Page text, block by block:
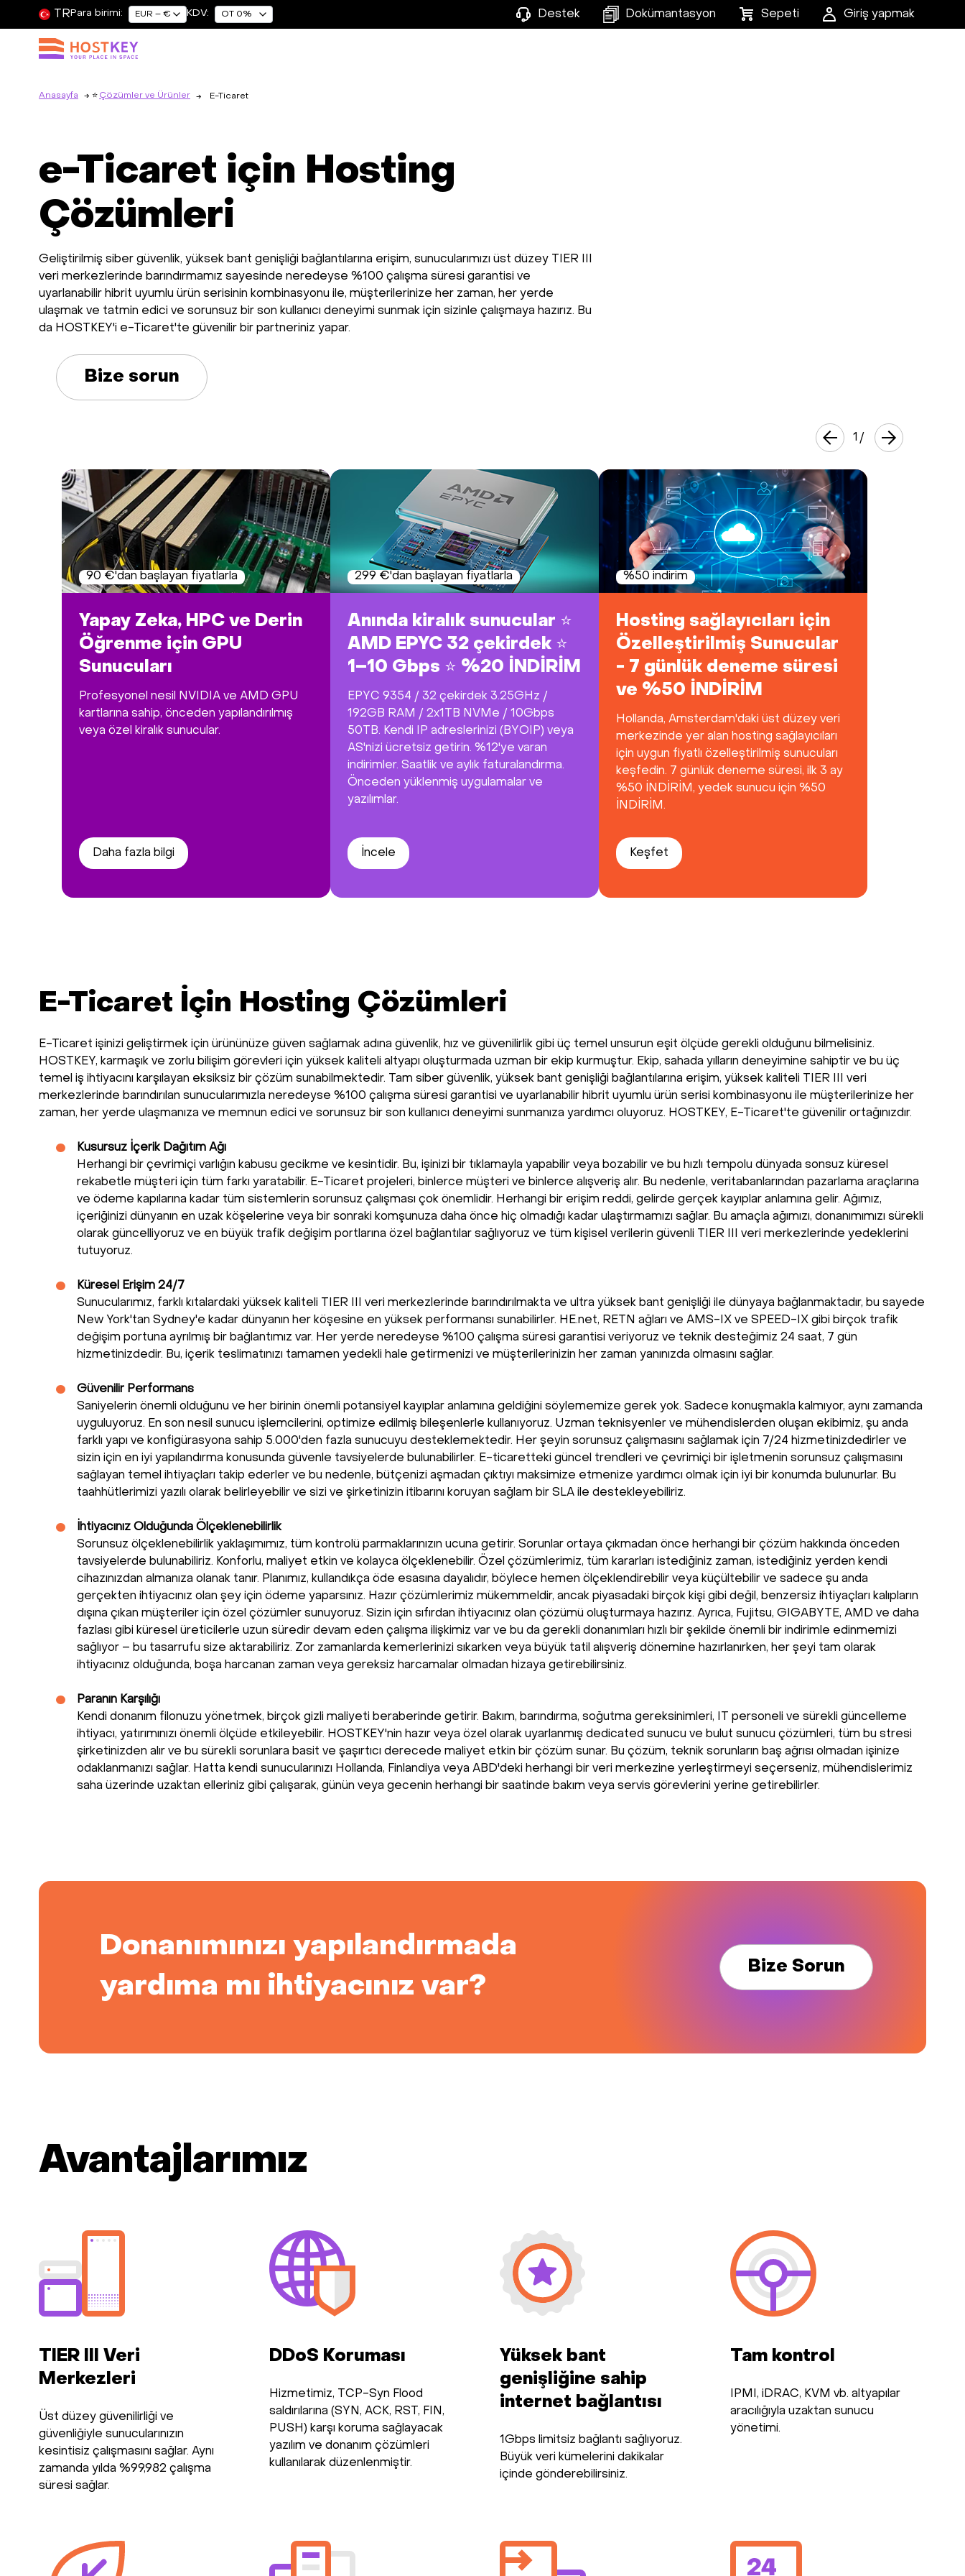
TR Para birimi: EUR – € KDV: OT 0% Destek Dokümantasyon Sepeti Giriş yapmak
Anasayfa Çözümler ve Ürünler E-Ticaret
e-Ticaret için Hosting
Çözümleri
Geliştirilmiş siber güvenlik, yüksek bant genişliği bağlantılarına erişim, sunucularımızı üst düzey TIER III
veri merkezlerinde barındırmamız sayesinde neredeyse %100 çalışma süresi garantisi ve
uyarlanabilir hibrit uyumlu ürün serisinin kombinasyonu ile, müşterilerinize her zaman, her yerde
ulaşmak ve tatmin edici ve sorunsuz bir son kullanıcı deneyimi sunmak için sizinle çalışmaya hazırız. Bu
da HOSTKEY'i e-Ticaret'te güvenilir bir partneriniz yapar.
Bize sorun
Yapay Zeka, HPC ve Derin
Öğrenme için GPU
Sunucuları
Profesyonel nesil NVIDIA ve AMD GPU
kartlarına sahip, önceden yapılandırılmış
veya özel kiralık sunucular.
Daha fazla bilgi
90 €'dan başlayan fiyatlarla
Anında kiralık sunucular ⭐
AMD EPYC 32 çekirdek ⭐
1–10 Gbps ⭐ %20 İNDİRİM
EPYC 9354 / 32 çekirdek 3.25GHz /
192GB RAM / 2x1TB NVMe / 10Gbps
50TB. Kendi IP adreslerinizi (BYOIP) veya
AS'nizi ücretsiz getirin. %12'ye varan
indirimler. Saatlik ve aylık faturalandırma.
Önceden yüklenmiş uygulamalar ve
yazılımlar.
İncele
299 €'dan başlayan fiyatlarla
Hosting sağlayıcıları için
Özelleştirilmiş Sunucular
- 7 günlük deneme süresi
ve %50 İNDİRİM
Hollanda, Amsterdam'daki üst düzey veri
merkezinde yer alan hosting sağlayıcıları
için uygun fiyatlı özelleştirilmiş sunucuları
keşfedin. 7 günlük deneme süresi, ilk 3 ay
%50 İNDİRİM, yedek sunucu için %50
İNDİRİM.
Keşfet
%50 indirim
1 /
E-Ticaret İçin Hosting Çözümleri
E-Ticaret işinizi geliştirmek için ürününüze güven sağlamak adına güvenlik, hız ve güvenilirlik gibi üç temel unsurun eşit ölçüde gerekli olduğunu bilmelisiniz.
HOSTKEY, karmaşık ve zorlu bilişim görevleri için yüksek kaliteli altyapı oluşturmada uzman bir ekip kurmuştur. Ekip, sahada yılların deneyimine sahiptir ve bu üç
temel iş ihtiyacını karşılayan eksiksiz bir çözüm sunabilmektedir. Tam siber güvenlik, yüksek bant genişliği bağlantılarına erişim, yüksek kaliteli TIER III veri
merkezlerinde barındırılan sunucularımızla neredeyse %100 çalışma süresi garantisi ve uyarlanabilir hibrit uyumlu ürün serisi kombinasyonu ile müşterilerinize her
zaman, her yerde ulaşmanıza ve memnun edici ve sorunsuz bir son kullanıcı deneyimi sunmanıza yardımcı oluyoruz. HOSTKEY, E-Ticaret'te güvenilir ortağınızdır.
Kusursuz İçerik Dağıtım Ağı
Herhangi bir çevrimiçi varlığın kabusu gecikme ve kesintidir. Bu, işinizi bir tıklamayla yapabilir veya bozabilir ve bu hızlı tempolu dünyada sonsuz küresel
rekabetle müşteri için tüm farkı yaratabilir. E-Ticaret projeleri, binlerce müşteri ve binlerce alışveriş alır. Bu nedenle, veritabanlarından pazarlama araçlarına
ve ödeme kapılarına kadar tüm sistemlerin sorunsuz çalışması çok önemlidir. Herhangi bir erişim reddi, gelirde gerçek kayıplar anlamına gelir. Ağımız,
içeriğinizi dünyanın en uzak köşelerine veya bir sonraki komşunuza daha önce hiç olmadığı kadar ulaştırmamızı sağlar. Bu amaçla ağımızı, donanımımızı sürekli
olarak güncelliyoruz ve en büyük trafik değişim portlarına özel bağlantılar sağlıyoruz ve tüm kişisel verilerin güvenli TIER III veri merkezlerinde yedeklerini
tutuyoruz.
Küresel Erişim 24/7
Sunucularımız, farklı kıtalardaki yüksek kaliteli TIER III veri merkezlerinde barındırılmakta ve ultra yüksek bant genişliği ile dünyaya bağlanmaktadır, bu sayede
New York'tan Sydney'e kadar dünyanın her köşesine en yüksek performansı sunabilirler. HE.net, RETN ağları ve AMS-IX ve SPEED-IX gibi birçok trafik
değişim portuna ayrılmış bir bağlantımız var. Her yerde neredeyse %100 çalışma süresi garantisi veriyoruz ve teknik desteğimiz 24 saat, 7 gün
hizmetinizdedir. Bu, içerik teslimatınızı tamamen yedekli hale getirmenizi ve müşterilerinizin her zaman yanınızda olmasını sağlar.
Güvenilir Performans
Saniyelerin önemli olduğunu ve her birinin önemli potansiyel kayıplar anlamına geldiğini söylememize gerek yok. Sadece konuşmakla kalmıyor, aynı zamanda
uyguluyoruz. En son nesil sunucu işlemcilerini, optimize edilmiş bileşenlerle kullanıyoruz. Uzman teknisyenler ve mühendislerden oluşan ekibimiz, şu anda
farklı yapı ve konfigürasyona sahip 5.000'den fazla sunucuyu desteklemektedir. Her şeyin sorunsuz çalışmasını sağlamak için 7/24 hizmetinizdedirler ve
sizin için en iyi yapılandırma konusunda güvenle tavsiyelerde bulunabilirler. E-ticaretteki güncel trendleri ve çevrimiçi bir işletmenin sorunsuz çalışmasını
sağlayan temel ihtiyaçları takip ederler ve bu nedenle, bütçenizi aşmadan çıktıyı maksimize etmenize yardımcı olmak için iyi bir konumda bulunurlar. Bu
taahhütlerimizi yazılı olarak belirleyebilir ve sizi ve şirketinizin itibarını koruyan sağlam bir SLA ile destekleyebiliriz.
İhtiyacınız Olduğunda Ölçeklenebilirlik
Sorunsuz ölçeklenebilirlik yaklaşımımız, tüm kontrolü parmaklarınızın ucuna getirir. Sorunlar ortaya çıkmadan önce herhangi bir çözüm hakkında önceden
tavsiyelerde bulunabiliriz. Konforlu, maliyet etkin ve kolayca ölçeklenebilir. Özel çözümlerimiz, tüm kararları istediğiniz zaman, istediğiniz yerden kendi
cihazınızdan almanıza olanak tanır. Planımız, kullandıkça öde esasına dayalıdır, böylece hemen ölçeklendirebilir veya küçültebilir ve sadece şu anda
gerçekten ihtiyacınız olan şey için ödeme yaparsınız. Hazır çözümlerimiz mükemmeldir, ancak piyasadaki birçok kişi gibi değil, benzersiz ihtiyaçları kalıpların
dışına çıkan müşteriler için özel çözümler sunuyoruz. Sizin için sıfırdan ihtiyacınız olan çözümü oluşturmaya hazırız. Ayrıca, Fujitsu, GIGABYTE, AMD ve daha
fazlası gibi küresel üreticilerle uzun süredir devam eden çalışma ilişkimiz var ve bu da gerekli donanımları hızlı bir şekilde önemli bir indirimle edinmemizi
sağlıyor – bu tasarrufu size aktarabiliriz. Zor zamanlarda kemerlerinizi sıkarken veya büyük tatil alışveriş dönemine hazırlanırken, her şeyi tam olarak
ihtiyacınız olduğunda, boşa harcanan zaman veya gereksiz harcamalar olmadan hizaya getirebilirsiniz.
Paranın Karşılığı
Kendi donanım filonuzu yönetmek, birçok gizli maliyeti beraberinde getirir. Bakım, barındırma, soğutma gereksinimleri, IT personeli ve sürekli güncelleme
ihtiyacı, yatırımınızı önemli ölçüde etkileyebilir. HOSTKEY'nin hazır veya özel olarak uyarlanmış dedicated sunucu ve bulut sunucu çözümleri, tüm bu stresi
şirketinizden alır ve bu sürekli sorunlara basit ve şaşırtıcı derecede maliyet etkin bir çözüm sunar. Bu çözüm, teknik sorunların baş ağrısı olmadan işinize
odaklanmanızı sağlar. Hatta kendi sunucularınızı Hollanda, Finlandiya veya ABD'deki herhangi bir veri merkezine yerleştirmeyi seçerseniz, mühendislerimiz
saha üzerinde uzaktan elleriniz gibi çalışarak, günün veya gecenin herhangi bir saatinde bakım veya servis görevlerini yerine getirebilirler.
Donanımınızı yapılandırmada
yardıma mı ihtiyacınız var?
Bize Sorun
Avantajlarımız
TIER III Veri
Merkezleri
Üst düzey güvenilirliği ve
güvenliğiyle sunucularınızın
kesintisiz çalışmasını sağlar. Aynı
zamanda yılda %99,982 çalışma
süresi sağlar.
DDoS Koruması
Hizmetimiz, TCP-Syn Flood
saldırılarına (SYN, ACK, RST, FIN,
PUSH) karşı koruma sağlayacak
yazılım ve donanım çözümleri
kullanılarak düzenlenmiştir.
Yüksek bant
genişliğine sahip
internet bağlantısı
1Gbps limitsiz bağlantı sağlıyoruz.
Büyük veri kümelerini dakikalar
içinde gönderebilirsiniz.
Tam kontrol
IPMI, iDRAC, KVM vb. altyapılar
aracılığıyla uzaktan sunucu
yönetimi.